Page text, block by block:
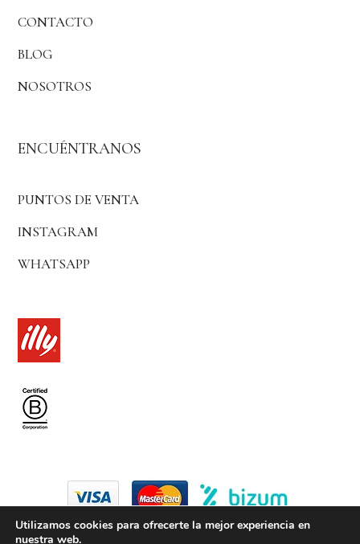
CONTACTO
BLOG
NOSOTROS
ENCUÉNTRANOS
PUNTOS DE VENTA
INSTAGRAM
WHATSAPP
Utilizamos cookies para ofrecerte la mejor experiencia en
nuestra web.